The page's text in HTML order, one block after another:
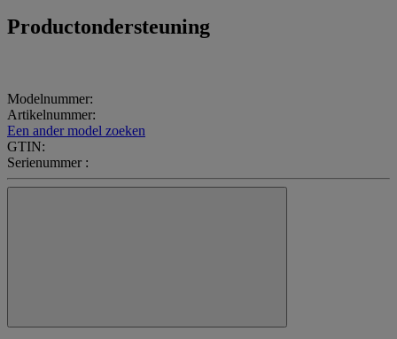
Productondersteuning
Modelnummer:
Artikelnummer:
Een ander model zoeken
GTIN:
Serienummer :